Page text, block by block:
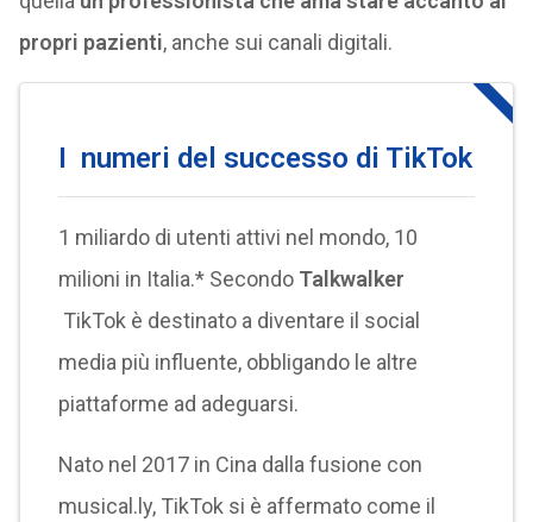
propri pazienti, anche sui canali digitali.
I numeri del successo di TikTok
1 miliardo di utenti attivi nel mondo, 10
milioni in Italia.* Secondo Talkwalker
TikTok è destinato a diventare il social
media più influente, obbligando le altre
piattaforme ad adeguarsi.
Nato nel 2017 in Cina dalla fusione con
musical.ly, TikTok si è affermato come il